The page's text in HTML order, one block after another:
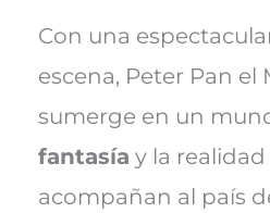
Con una
escena, Peter Pan el
sumerge en un
fantasía y la
acompañan al país